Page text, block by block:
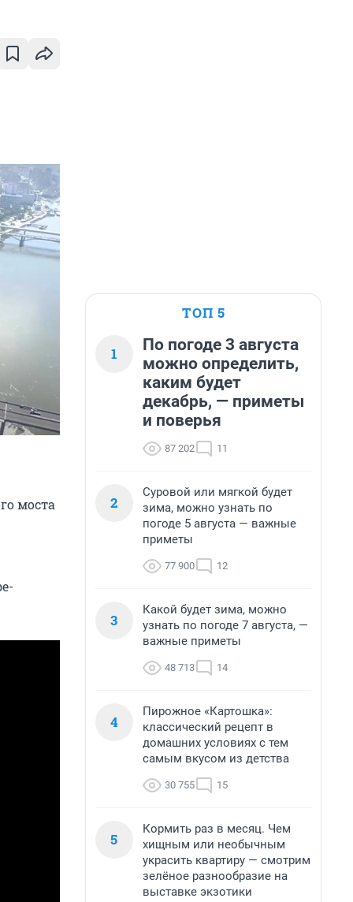
моста
ТОП 5
1
По погоде 3 августа
можно определить,
каким будет
декабрь, — приметы
и поверья
87 202 11
2
Суровой или мягкой будет
зима, можно узнать по
погоде 5 августа — важные
приметы
77 900 12
3
Какой будет зима, можно
узнать по погоде 7 августа, —
важные приметы
48 713 14
4
Пирожное «Картошка»:
классический рецепт в
домашних условиях с тем
самым вкусом из детства
30 755 15
5
Кормить раз в месяц. Чем
хищным или необычным
украсить квартиру — смотрим
зелёное разнообразие на
выставке экзотики